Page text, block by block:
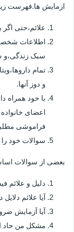
ازمایش ها.فهرست زیر
علائم،حتی اگر
اطلاعات
سبک زندگی،و
تمام
و دوز آنها.
با خود همراه
اعضای
فراموشی
سوالات خود را
بعضی از سوالات
دلیل و علائم
آیا علائم
آیا آزمایش
مشکل من حاد